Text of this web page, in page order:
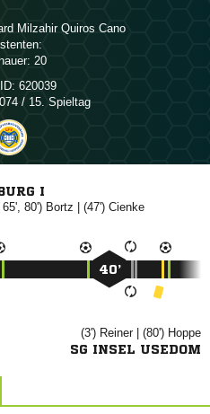
  
20
620039
/ 15. Spieltag
I
65', 80')  | (47') 
40’
(3') | (80') 
SG INSEL USEDOM